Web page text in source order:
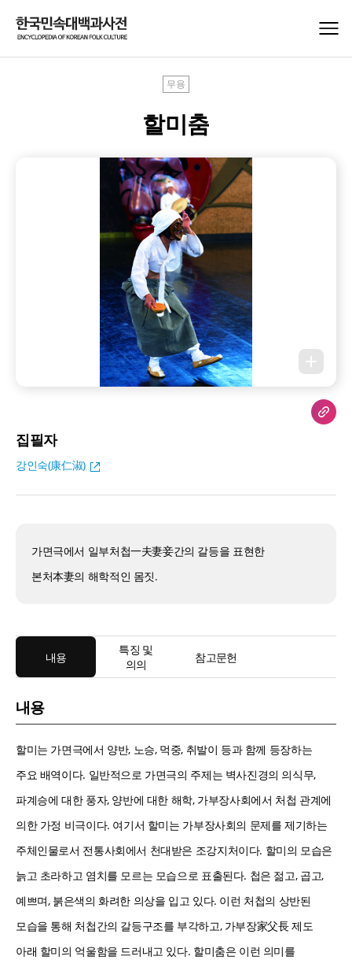
무용
할미춤
집필자
강인숙(康仁淑)
가면극에서 일부처첩一夫妻妾간의 갈등을 표현한
본처本妻의 해학적인 몸짓.
내용
특징 및
의의
참고문헌
내용
할미는 가면극에서 양반, 노승, 먹중, 취발이 등과 함께 등장하는
주요 배역이다. 일반적으로 가면극의 주제는 벽사진경의 의식무,
파계승에 대한 풍자, 양반에 대한 해학, 가부장사회에서 처첩 관계에
의한 가정 비극이다. 여기서 할미는 가부장사회의 문제를 제기하는
주체인물로서 전통사회에서 천대받은 조강지처이다. 할미의 모습은
늙고 초라하고 염치를 모르는 모습으로 표출된다. 첩은 젊고, 곱고,
예쁘며, 붉은색의 화려한 의상을 입고 있다. 이런 처첩의 상반된
모습을 통해 처첩간의 갈등구조를 부각하고, 가부장家父長 제도
아래 할미의 억울함을 드러내고 있다. 할미춤은 이런 의미를